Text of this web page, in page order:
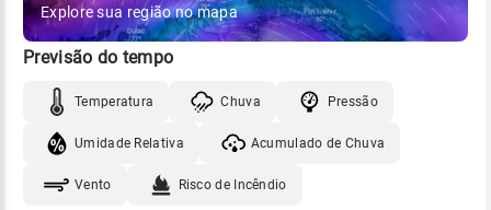
Explore sua região no mapa
Previsão do tempo
Temperatura Chuva Pressão
Umidade Relativa Acumulado de Chuva
Vento Risco de Incêndio